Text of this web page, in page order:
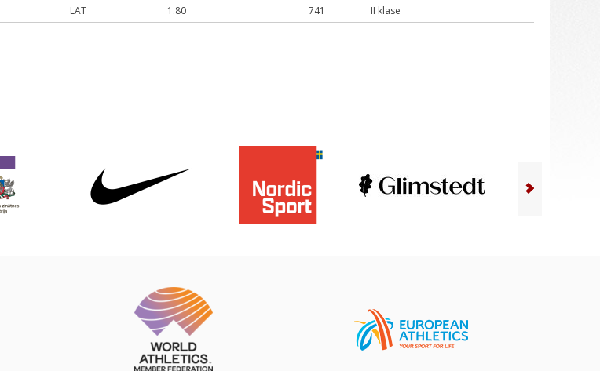
LAT 1.80 741 II klase